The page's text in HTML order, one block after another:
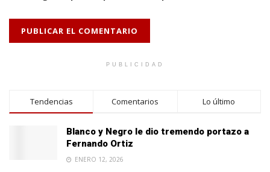
PUBLICIDAD
Tendencias Comentarios Lo último
Blanco y Negro le dio tremendo portazo a
Fernando Ortiz
ENERO 12, 2026